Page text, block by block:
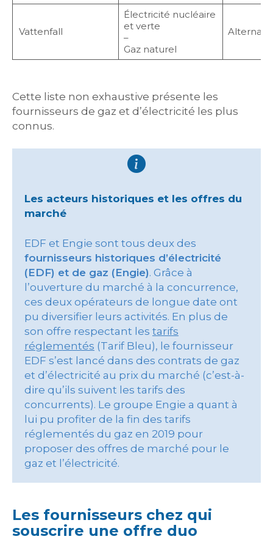
Vattenfall
Électricité nucléaire
et verte
–
Gaz naturel
Alternatif
Cette liste non exhaustive présente les
fournisseurs de gaz et d’électricité les plus
connus.
Les acteurs historiques et les offres du
marché
EDF et Engie sont tous deux des
fournisseurs historiques d’électricité
(EDF) et de gaz (Engie). Grâce à
l’ouverture du marché à la concurrence,
ces deux opérateurs de longue date ont
pu diversifier leurs activités. En plus de
son offre respectant les tarifs
réglementés (Tarif Bleu), le fournisseur
EDF s’est lancé dans des contrats de gaz
et d’électricité au prix du marché (c’est-à-
dire qu’ils suivent les tarifs des
concurrents). Le groupe Engie a quant à
lui pu profiter de la fin des tarifs
réglementés du gaz en 2019 pour
proposer des offres de marché pour le
gaz et l’électricité.
Les fournisseurs chez qui
souscrire une offre duo